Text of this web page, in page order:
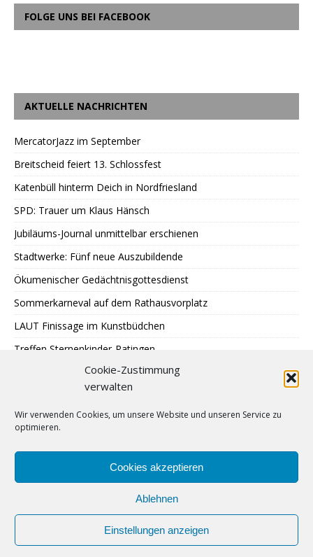
Cookie-Zustimmung
verwalten
Wir verwenden Cookies, um unsere Website und unseren Service zu
optimieren.
Cookies akzeptieren
Ablehnen
Einstellungen anzeigen
FOLGE UNS BEI FACEBOOK
AKTUELLE NACHRICHTEN
MercatorJazz im September
Breitscheid feiert 13. Schlossfest
Katenbüll hinterm Deich in Nordfriesland
SPD: Trauer um Klaus Hänsch
Jubiläums-Journal unmittelbar erschienen
Stadtwerke: Fünf neue Auszubildende
Ökumenischer Gedächtnisgottesdienst
Sommerkarneval auf dem Rathausvorplatz
LAUT Finissage im Kunstbüdchen
Treffen Sternenkinder-Ratingen
SPD: Besuch bei Johann + Wittmer
Ausstellung im Mehrgenerationentreff Tiefenbroich
400 zu schnelle Autofahrer
Sommer auf Eis legen